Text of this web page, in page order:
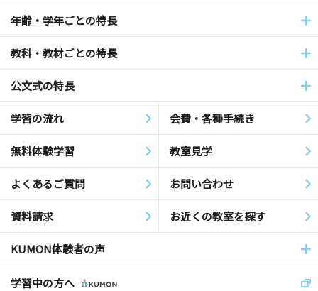
年齢・学年ごとの特長
教科・教材ごとの特長
公文式の特長
学習の流れ 会費・各種手続き
無料体験学習 教室見学
よくあるご質問 お問い合わせ
資料請求 お近くの教室を探す
KUMON体験者の声
学習中の方へ